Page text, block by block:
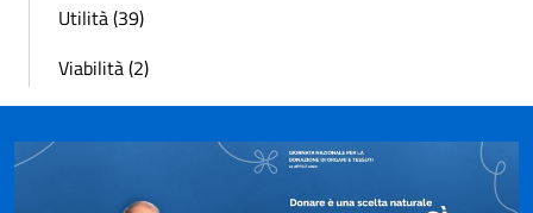
Utilità (39)
Viabilità (2)